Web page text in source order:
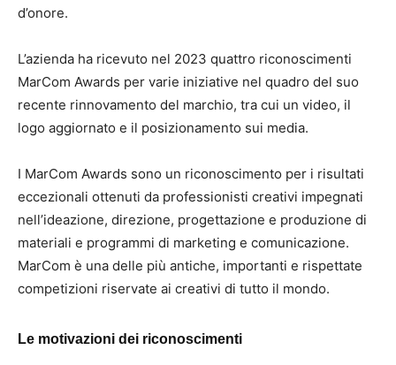
d’onore.
L’azienda ha ricevuto nel 2023 quattro riconoscimenti
MarCom Awards per varie iniziative nel quadro del suo
recente rinnovamento del marchio, tra cui un video, il
logo aggiornato e il posizionamento sui media.
I MarCom Awards sono un riconoscimento per i risultati
eccezionali ottenuti da professionisti creativi impegnati
nell’ideazione, direzione, progettazione e produzione di
materiali e programmi di marketing e comunicazione.
MarCom è una delle più antiche, importanti e rispettate
competizioni riservate ai creativi di tutto il mondo.
Le motivazioni dei riconoscimenti